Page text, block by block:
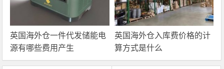
英国海外仓一件代发储能电
源有哪些费用产生
英国海外仓入库费价格的计
算方式是什么